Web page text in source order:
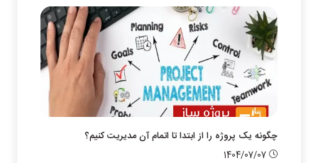
چگونه یک پروژه را از ابتدا تا اتمام آن مدیریت کنیم؟
1404/07/07